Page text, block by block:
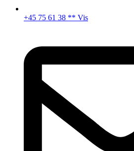
+45 75 61 38 ** Vis